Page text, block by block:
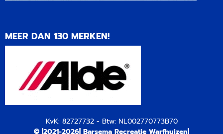
MEER DAN 130 MERKEN!
KvK: 82727732 - Btw: NL002770773B70